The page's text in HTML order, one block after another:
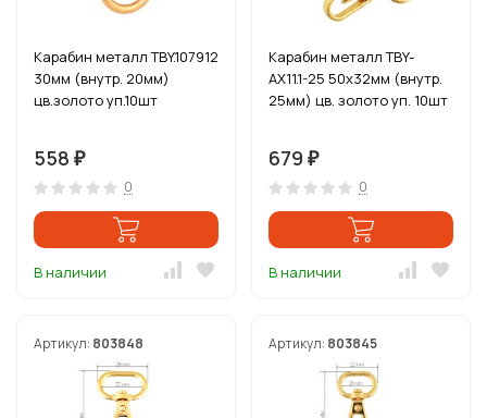
Карабин металл TBY.107912
30мм (внутр. 20мм)
цв.золото уп.10шт
558 ₽
0
В наличии
Карабин металл TBY-
AX11.1-25 50х32мм (внутр.
25мм) цв. золото уп. 10шт
679 ₽
0
В наличии
Артикул: 803848 Артикул: 803845